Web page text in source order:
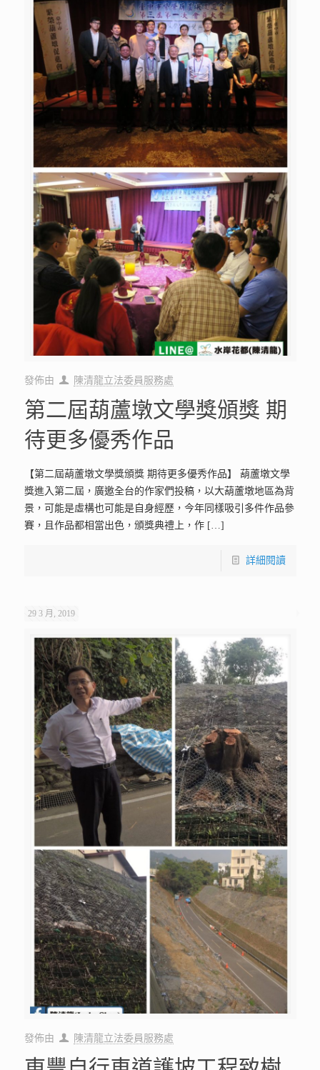
發佈由 陳清龍立法委員服務處
第二屆葫蘆墩文學獎頒獎 期
待更多優秀作品
【第二屆葫蘆墩文學獎頒獎 期待更多優秀作品】 葫蘆墩文學
獎進入第二屆，廣邀全台的作家們投稿，以大葫蘆墩地區為背
景，可能是虛構也可能是自身經歷，今年同樣吸引多件作品參
賽，且作品都相當出色，頒獎典禮上，作[…]
詳細閱讀
29 3 月, 2019
發佈由 陳清龍立法委員服務處